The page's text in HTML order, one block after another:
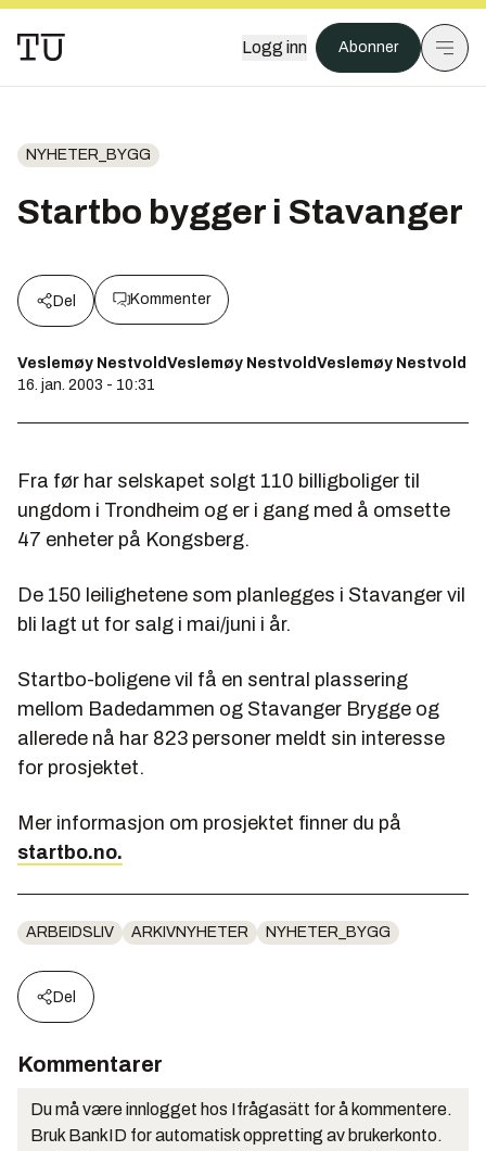
Logg inn Abonner
NYHETER_BYGG
Startbo bygger i Stavanger
Del Kommenter
Veslemøy NestvoldVeslemøy NestvoldVeslemøy Nestvold
16. jan. 2003 - 10:31
Fra før har selskapet solgt 110 billigboliger til
ungdom i Trondheim og er i gang med å omsette
47 enheter på Kongsberg.
De 150 leilighetene som planlegges i Stavanger vil
bli lagt ut for salg i mai/juni i år.
Startbo-boligene vil få en sentral plassering
mellom Badedammen og Stavanger Brygge og
allerede nå har 823 personer meldt sin interesse
for prosjektet.
Mer informasjon om prosjektet finner du på
startbo.no.
ARBEIDSLIV ARKIVNYHETER NYHETER_BYGG
Del
Kommentarer
Du må være innlogget hos Ifrågasätt for å kommentere.
Bruk BankID for automatisk oppretting av brukerkonto.